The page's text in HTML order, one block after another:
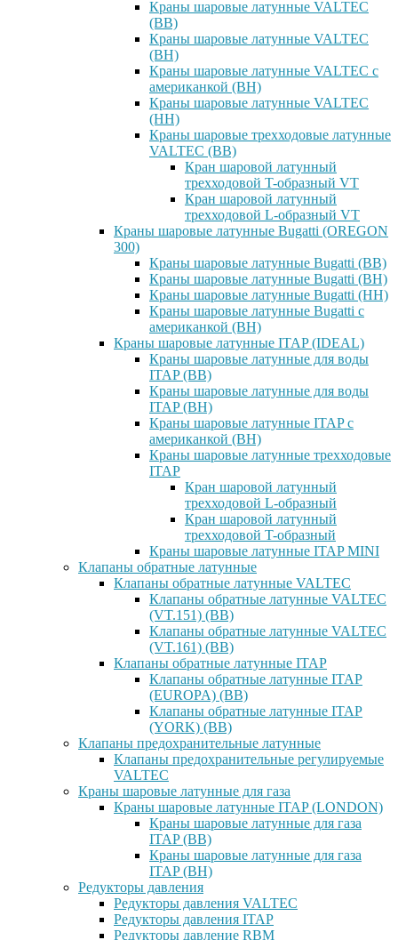
Краны шаровые латунные VALTEC
(ВВ)
Краны шаровые латунные VALTEC
(ВН)
Краны шаровые латунные VALTEC с
американкой (ВН)
Краны шаровые латунные VALTEC
(НН)
Краны шаровые трехходовые латунные
VALTEC (ВВ)
Кран шаровой латунный
трехходовой T-образный VT
Кран шаровой латунный
трехходовой L-образный VT
Краны шаровые латунные Bugatti (OREGON
300)
Краны шаровые латунные Bugatti (ВВ)
Краны шаровые латунные Bugatti (ВН)
Краны шаровые латунные Bugatti (НН)
Краны шаровые латунные Bugatti с
американкой (ВН)
Краны шаровые латунные ITAP (IDEAL)
Краны шаровые латунные для воды
ITAP (ВВ)
Краны шаровые латунные для воды
ITAP (ВН)
Краны шаровые латунные ITAP с
американкой (ВН)
Краны шаровые латунные трехходовые
ITAP
Кран шаровой латунный
трехходовой L-образный
Кран шаровой латунный
трехходовой T-образный
Краны шаровые латунные ITAP MINI
Клапаны обратные латунные
Клапаны обратные латунные VALTEC
Клапаны обратные латунные VALTEC
(VT.151) (ВВ)
Клапаны обратные латунные VALTEC
(VT.161) (ВВ)
Клапаны обратные латунные ITAP
Клапаны обратные латунные ITAP
(EUROPA) (ВВ)
Клапаны обратные латунные ITAP
(YORK) (ВВ)
Клапаны предохранительные латунные
Клапаны предохранительные регулируемые
VALTEC
Краны шаровые латунные для газа
Краны шаровые латунные ITAP (LONDON)
Краны шаровые латунные для газа
ITAP (ВВ)
Краны шаровые латунные для газа
ITAP (ВН)
Редукторы давления
Редукторы давления VALTEC
Редукторы давления ITAP
Редукторы давление RBM